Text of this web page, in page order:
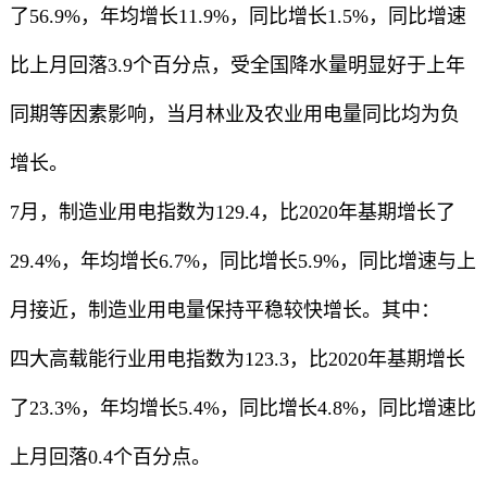
了56.9%，年均增长11.9%，同比增长1.5%，同比增速
比上月回落3.9个百分点，受全国降水量明显好于上年
同期等因素影响，当月林业及农业用电量同比均为负
增长。
7月，制造业用电指数为129.4，比2020年基期增长了
29.4%，年均增长6.7%，同比增长5.9%，同比增速与上
月接近，制造业用电量保持平稳较快增长。其中：
四大高载能行业用电指数为123.3，比2020年基期增长
了23.3%，年均增长5.4%，同比增长4.8%，同比增速比
上月回落0.4个百分点。